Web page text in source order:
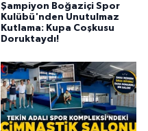
Şampiyon Boğaziçi Spor
Kulübü'nden Unutulmaz
Kutlama: Kupa Coşkusu
Doruktaydı!